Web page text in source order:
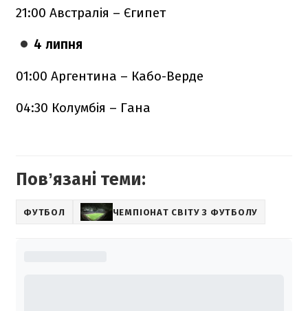
21:00 Австралія – Єгипет
4 липня
01:00 Аргентина – Кабо-Верде
04:30 Колумбія – Гана
Повʼязані теми:
ФУТБОЛ ЧЕМПІОНАТ СВІТУ З ФУТБОЛУ